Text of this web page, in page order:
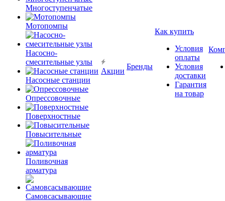
Многоступенчатые
Мотопомпы
Насосно-
смесительные узлы
Насосные станции
Опрессовочные
Поверхностные
Повысительные
Поливочная
арматура
Самовсасывающие
Акции
Бренды
Как купить
Условия
оплаты
Условия
доставки
Гарантия
на товар